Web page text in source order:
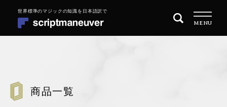
商品一覧
ナ
ビ
ゲ
ン
へ
コ
ン
テ
ス
キ
MENU
商品一覧